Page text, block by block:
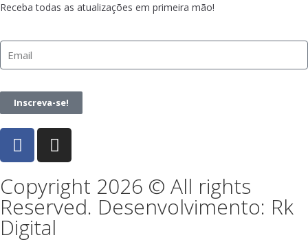
Receba todas as atualizações em primeira mão!
Inscreva-se!
Copyright 2026 © All rights
Reserved. Desenvolvimento: Rk
Digital